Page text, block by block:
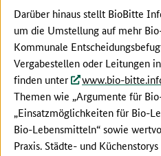
Darüber hinaus stellt BioBitte
um die Umstellung auf mehr
Kommunale
Vergabestellen oder Leitungen
finden unter
www.bio-
Themen wie „Argumente für
„Einsatzmöglichkeiten für Bio-
Bio-Lebensmitteln“ sowie
Praxis. Städte- und